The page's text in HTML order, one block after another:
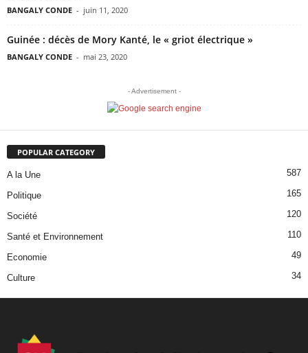
BANGALY CONDE - juin 11, 2020
Guinée : décès de Mory Kanté, le « griot électrique »
BANGALY CONDE - mai 23, 2020
- Advertisement -
POPULAR CATEGORY
A la Une 587
Politique 165
Société 120
Santé et Environnement 110
Economie 49
Culture 34